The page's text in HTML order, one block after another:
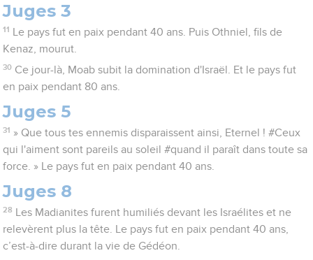
Juges 3
11
Le pays fut en paix pendant 40 ans. Puis Othniel, fils de
Kenaz, mourut.
30 Ce jour-là, Moab subit la domination d'Israël. Et le pays fut
en paix pendant 80 ans.
Juges 5
31 » Que tous tes ennemis disparaissent ainsi, Eternel ! #Ceux
qui l'aiment sont pareils au soleil #quand il paraît dans toute sa
force. » Le pays fut en paix pendant 40 ans.
Juges 8
28
Les Madianites furent humiliés devant les Israélites et ne
relevèrent plus la tête. Le pays fut en paix pendant 40 ans,
c’est-à-dire durant la vie de Gédéon.